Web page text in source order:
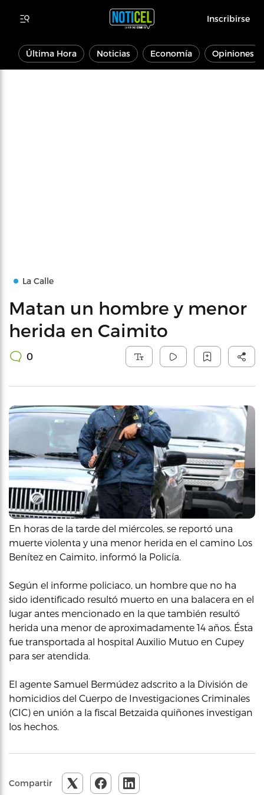
Inscribirse
Última Hora Noticias Economía Opiniones
La Calle
Matan un hombre y menor
herida en Caimito
0
En horas de la tarde del miércoles, se reportó una
muerte violenta y una menor herida en el camino Los
Benítez en Caimito, informó la Policía.
Según el informe policiaco, un hombre que no ha
sido identificado resultó muerto en una balacera en el
lugar antes mencionado en la que también resultó
herida una menor de aproximadamente 14 años. Ésta
fue transportada al hospital Auxilio Mutuo en Cupey
para ser atendida.
El agente Samuel Bermúdez adscrito a la División de
homicidios del Cuerpo de Investigaciones Criminales
(CIC) en unión a la fiscal Betzaida quiñones investigan
los hechos.
Compartir